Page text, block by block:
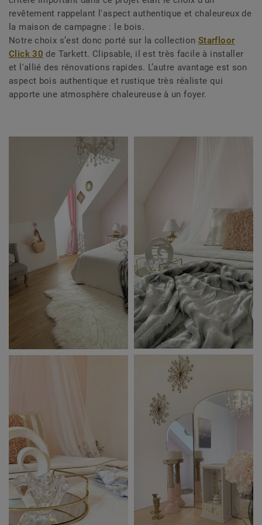
revêtement rappelant l'aspect authentique et chaleureux de
la maison de campagne : le bois.
Notre choix s’est donc porté sur la collection Starfloor
Click 30 de Tarkett. Clipsable, il est très facile à installer
et l'allié des rénovations rapides. L’autre avantage est son
aspect bois authentique et rustique très réaliste qui
apporte une atmosphère chaleureuse à un foyer.